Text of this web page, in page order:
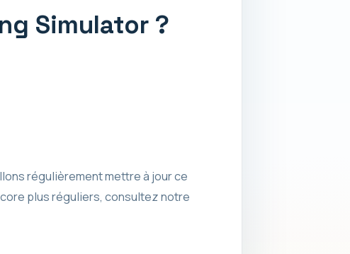
Simulator ?
régulièrement mettre à jour ce
plus réguliers, consultez notre